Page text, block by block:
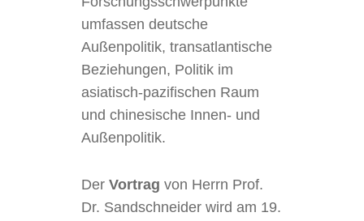
umfassen deutsche
Außenpolitik, transatlantische
Beziehungen, Politik im
asiatisch-pazifischen Raum
und chinesische Innen- und
Außenpolitik.
Der Vortrag von Herrn Prof.
Dr. Sandschneider wird am 19.